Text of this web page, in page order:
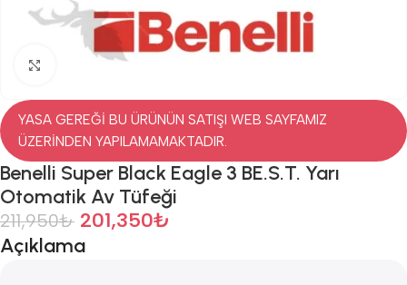
Click to enlarge
YASA GEREĞİ BU ÜRÜNÜN SATIŞI WEB SAYFAMIZ
ÜZERİNDEN YAPILAMAMAKTADIR.
Benelli Super Black Eagle 3 BE.S.T. Yarı
Otomatik Av Tüfeği
211,950₺ 201,350₺
Açıklama